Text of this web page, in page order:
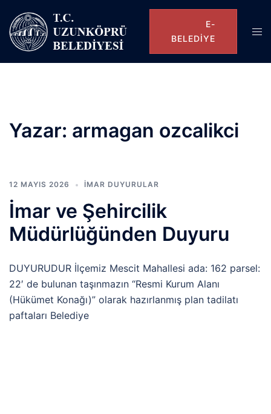
E-
BELEDIYE
Yazar: armagan ozcalikci
12 MAYIS 2026 İMAR DUYURULAR
İmar ve Şehircilik
Müdürlüğünden Duyuru
DUYURUDUR İlçemiz Mescit Mahallesi ada: 162 parsel:
22′ de bulunan taşınmazın “Resmi Kurum Alanı
(Hükümet Konağı)” olarak hazırlanmış plan tadilatı
paftaları Belediye